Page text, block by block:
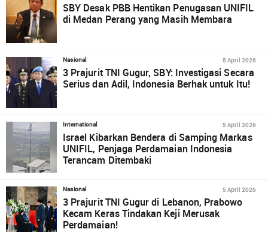
SBY Desak PBB Hentikan Penugasan UNIFIL
di Medan Perang yang Masih Membara
Nasional 5 April 2026
3 Prajurit TNI Gugur, SBY: Investigasi Secara
Serius dan Adil, Indonesia Berhak untuk Itu!
International 5 April 2026
Israel Kibarkan Bendera di Samping Markas
UNIFIL, Penjaga Perdamaian Indonesia
Terancam Ditembaki
Nasional 5 April 2026
3 Prajurit TNI Gugur di Lebanon, Prabowo
Kecam Keras Tindakan Keji Merusak
Perdamaian!